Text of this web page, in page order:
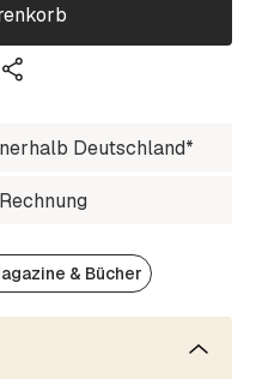
Deutschland*
& Bücher